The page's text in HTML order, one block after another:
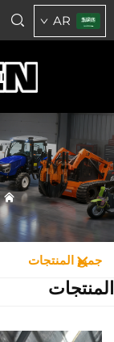
AR
جميع المنتجات
المنتجات